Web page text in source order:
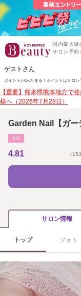
国内最大級
サロン予約
ゲストさん
ポイントが1%たまる！ ポイントはサロン
【重要】熊本県熊本地方で
様へ（2026年7月28日）
Garden Nail【ガー
ﾈｲﾙ
4.81 （
サロン情報
トップ フォト